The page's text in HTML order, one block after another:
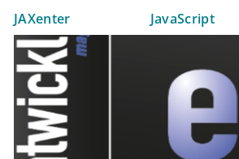
JAXenter JavaScript